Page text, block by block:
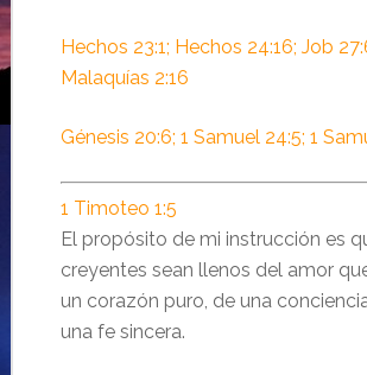
Hechos 23:1; Hechos 24:16; Job
Malaquías 2:16
Génesis 20:6; 1 Samuel 24:5; 1
1 Timoteo 1:5
El propósito de mi instrucción es
creyentes sean llenos del amor
un corazón puro, de una
una fe sincera.